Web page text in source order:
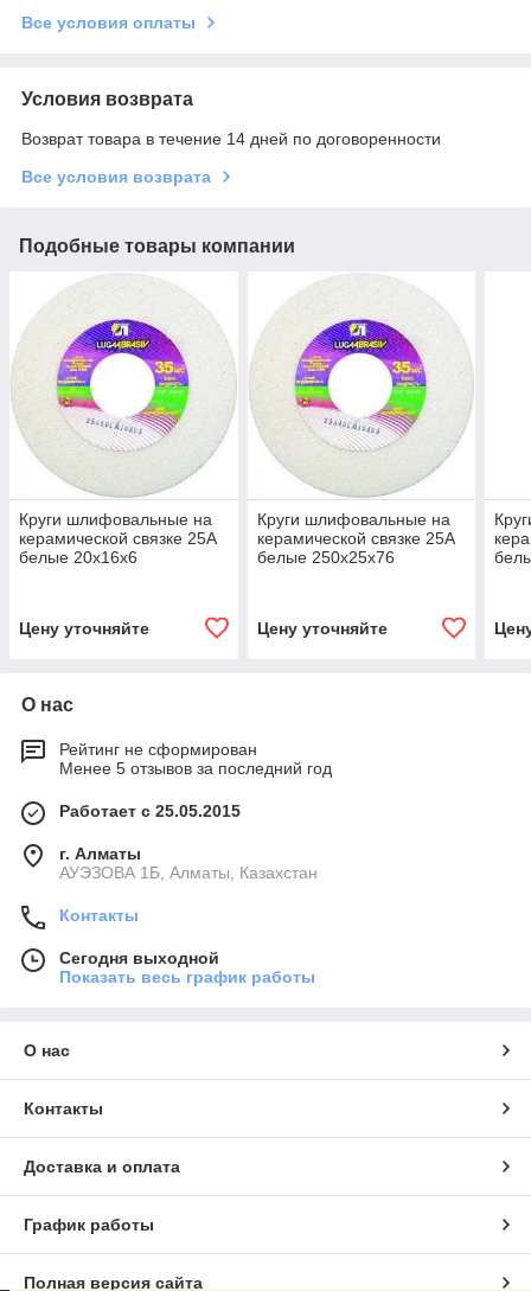
Все условия оплаты
Условия возврата
Возврат товара в течение 14 дней по договоренности
Все условия возврата
Подобные товары компании
Круги шлифовальные на
керамической связке 25А
белые 20х16х6
Цену уточняйте
Круги шлифовальные на
керамической связке 25А
белые 250х25х76
Цену уточняйте
О нас
Рейтинг не сформирован
Менее 5 отзывов за последний год
Работает с 25.05.2015
г. Алматы
АУЭЗОВА 1Б, Алматы, Казахстан
Контакты
Сегодня выходной
Показать весь график работы
О нас
Контакты
Доставка и оплата
График работы
Полная версия сайта